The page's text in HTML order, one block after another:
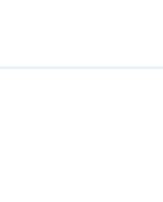
い情報も満載です。